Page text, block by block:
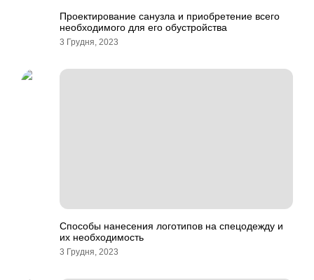
Проектирование санузла и приобретение всего
необходимого для его обустройства
3 Грудня, 2023
Способы нанесения логотипов на спецодежду и
их необходимость
3 Грудня, 2023